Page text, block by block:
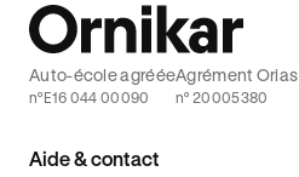
Aide & contact
Auto-école agréée
n°E16 044 00090
Agrément Orias
n° 20005380